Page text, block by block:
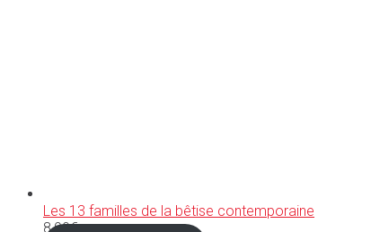
Les 13 familles de la bêtise contemporaine
8,90€